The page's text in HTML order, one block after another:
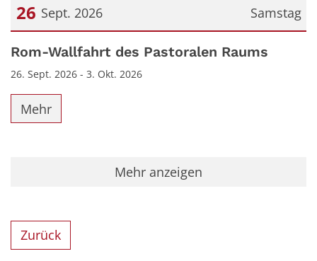
Samstag
26 Sept. 2026
Datum: 26. September 2026
Rom-Wallfahrt des Pastoralen Raums
26. Sept. 2026 - 3. Okt. 2026
Mehr
Mehr anzeigen
Zurück